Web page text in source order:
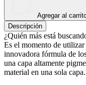
Agregar al
Descripción
¿Quién más está
Es el momento de
innovadora fórmula de
una capa altamente
material en una sola capa.